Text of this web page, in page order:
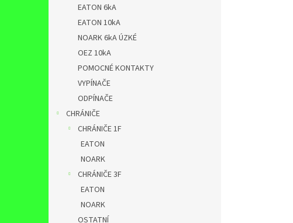
EATON 6kA
EATON 10kA
NOARK 6kA ÚZKÉ
OEZ 10kA
POMOCNÉ KONTAKTY
VYPÍNAČE
ODPÍNAČE
CHRÁNIČE
CHRÁNIČE 1F
EATON
NOARK
CHRÁNIČE 3F
EATON
NOARK
OSTATNÍ